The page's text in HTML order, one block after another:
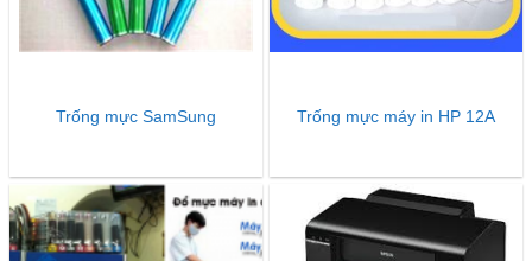
Trống mực SamSung Trống mực máy in HP 12A